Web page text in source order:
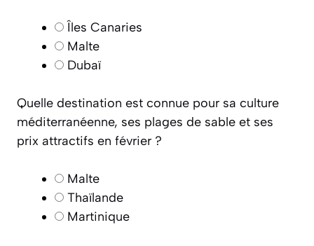
Îles Canaries
Malte
Dubaï
Quelle destination est connue pour sa culture
méditerranéenne, ses plages de sable et ses
prix attractifs en février ?
Malte
Thaïlande
Martinique